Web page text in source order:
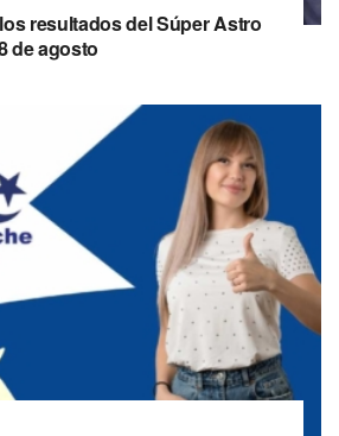
resultados del Súper Astro
de agosto